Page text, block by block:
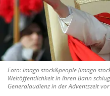
Foto: imago stock&people (imago
Weltöffentlichkeit in ihren Bann
Generalaudienz in der Adventszeit